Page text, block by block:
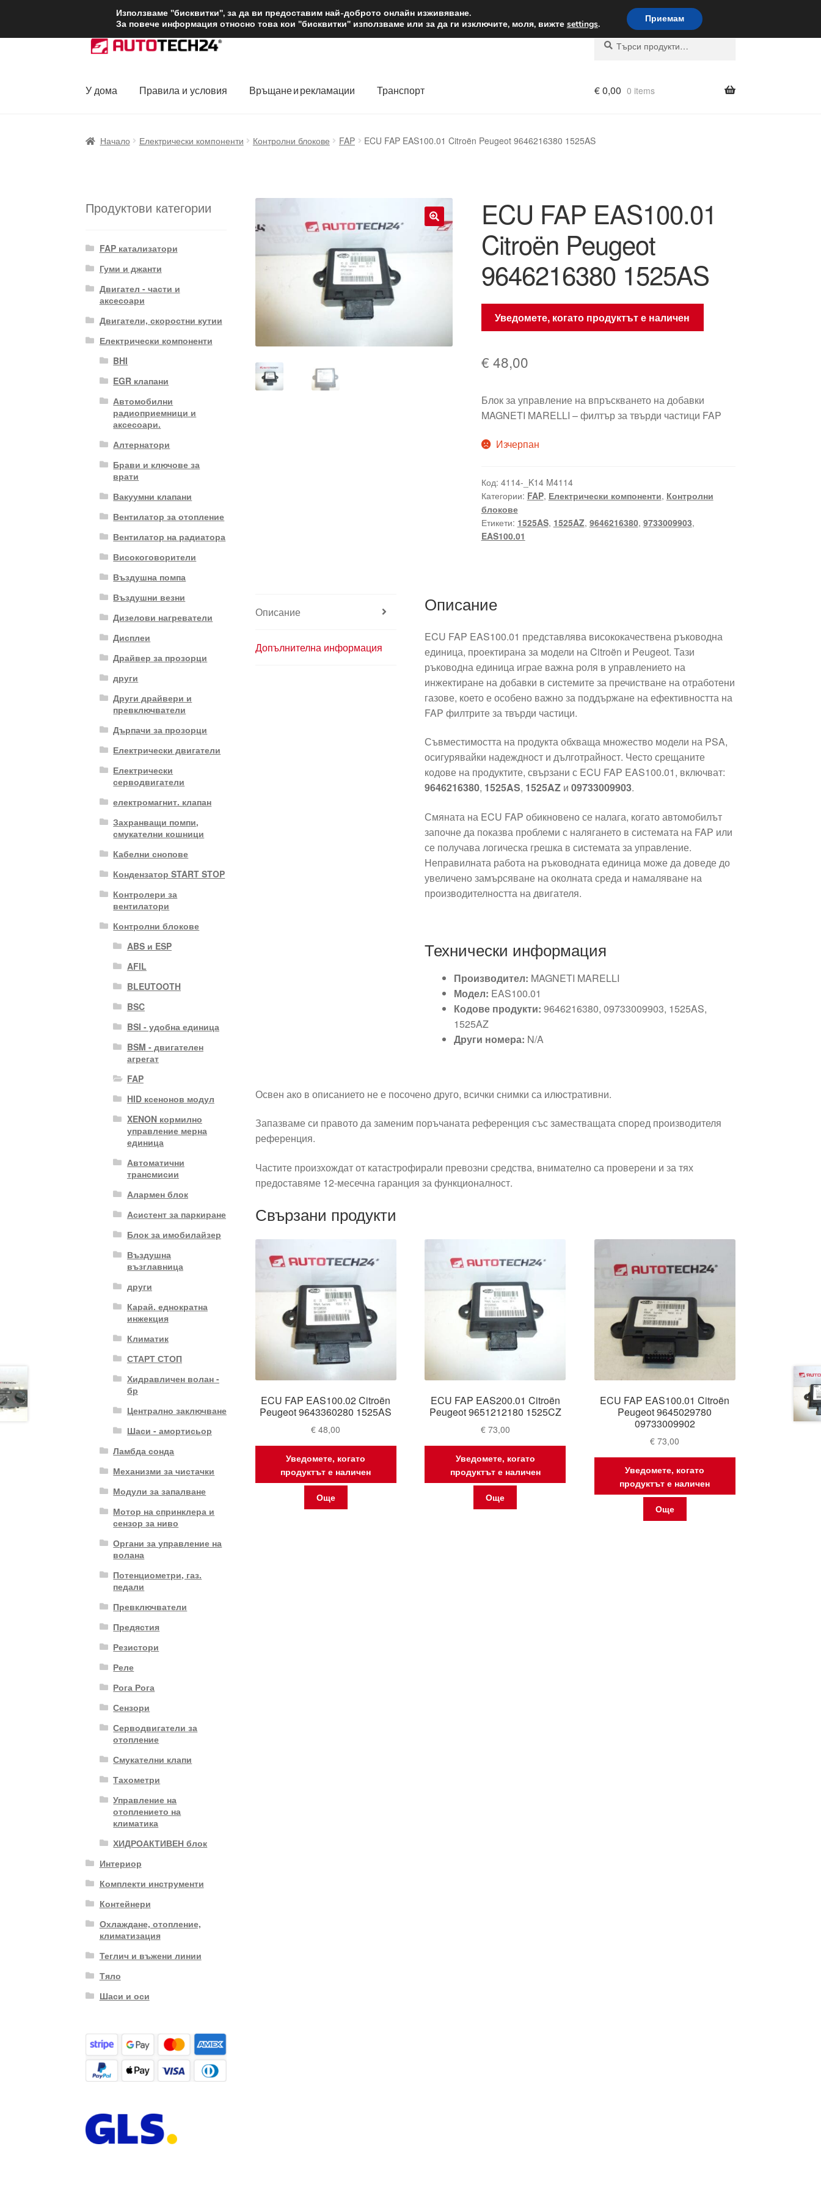
ДОСТАВКА от 12 лв. Доставка по целия свят
Skip
to
Skip
to
Търсене
Търсене
У дома Правила и условия Връщане и рекламации Транспорт €0,00 0 items
Начало Електрически компоненти Контролни блокове FAP ECU FAP EAS100.01 Citroën Peugeot 9646216380 1525AS
🔍
ECU FAP EAS100.01
Citroën Peugeot
9646216380 1525AS
Уведомете, когато продуктът е наличен
€ 48,00
Блок за управление на впръскването на добавки
MAGNETI MARELLI – филтър за твърди частици FAP
Изчерпан
Код: 4114-_K14 M4114
Категории: FAP, Електрически компоненти, Контролни
блокове
Етикети: 1525AS, 1525AZ, 9646216380, 9733009903,
EAS100.01
Описание
Допълнителна информация
Описание
ECU FAP EAS100.01 представлява висококачествена ръководна
единица, проектирана за модели на Citroën и Peugeot. Тази
ръководна единица играе важна роля в управлението на
инжектиране на добавки в системите за пречистване на отработени
газове, което е особено важно за поддържане на ефективността на
FAP филтрите за твърди частици.
Съвместимостта на продукта обхваща множество модели на PSA,
осигурявайки надеждност и дълготрайност. Често срещаните
кодове на продуктите, свързани с ECU FAP EAS100.01, включват:
9646216380, 1525AS, 1525AZ и09733009903.
Смяната на ECU FAP обикновено се налага, когато автомобилът
започне да показва проблеми с налягането в системата на FAP или
се получава логическа грешка в системата за управление.
Неправилната работа на ръководната единица може да доведе до
увеличено замърсяване на околната среда и намаляване на
производителността на двигателя.
Технически информация
Производител: MAGNETI MARELLI
Модел: EAS100.01
Кодове продукти: 9646216380, 09733009903, 1525AS,
1525AZ
Други номера: N/A
Освен ако в описанието не е посочено друго, всички снимки са илюстративни.
Запазваме си правото да заменим поръчаната референция със заместващата според производителя
референция.
Частите произхождат от катастрофирали превозни средства, внимателно са проверени и за тях
предоставяме 12-месечна гаранция за функционалност.
Свързани продукти
ECU FAP EAS100.02 Citroën
Peugeot 9643360280 1525AS
€ 48,00
Уведомете, когато
продуктът е наличен
Още
ECU FAP EAS200.01 Citroën
Peugeot 9651212180 1525CZ
€73,00
Уведомете, когато
продуктът е наличен
Още
ECU FAP EAS100.01 Citroën
Peugeot 9645029780
09733009902
€ 73,00
Уведомете, когато
продуктът е наличен
Още
Продуктови категории
FAP катализатори
Гуми и джанти
Двигател - части и
аксесоари
Двигатели, скоростни кутии
Електрически компоненти
BHI
EGR клапани
Автомобилни
радиоприемници и
аксесоари.
Алтернатори
Брави и ключове за
врати
Вакуумни клапани
Вентилатор за отопление
Вентилатор на радиатора
Високоговорители
Въздушна помпа
Въздушни везни
Дизелови нагреватели
Дисплеи
Драйвер за прозорци
други
Други драйвери и
превключватели
Дърпачи за прозорци
Електрически двигатели
Електрически
серводвигатели
електромагнит. клапан
Захранващи помпи,
смукателни кошници
Кабелни снопове
Кондензатор START STOP
Контролери за
вентилатори
Контролни блокове
ABS и ESP
AFIL
BLEUTOOTH
BSC
BSI - удобна единица
BSM - двигателен
агрегат
FAP
HID ксенонов модул
XENON кормилно
управление мерна
единица
Автоматични
трансмисии
Алармен блок
Асистент за паркиране
Блок за имобилайзер
Въздушна
възглавница
други
Карай. еднократна
инжекция
Климатик
СТАРТ СТОП
Хидравличен волан -
бр
Централно заключване
Шаси - амортисьор
Ламбда сонда
Механизми за чистачки
Модули за запалване
Мотор на спринклера и
сензор за ниво
Органи за управление на
волана
Потенциометри, газ.
педали
Превключватели
Предястия
Резистори
Реле
Рога Рога
Сензори
Серводвигатели за
отопление
Смукателни клапи
Тахометри
Управление на
отоплението на
климатика
ХИДРОАКТИВЕН блок
Интериор
Комплекти инструменти
Контейнери
Охлаждане, отопление,
климатизация
Теглич и въжени линии
Тяло
Шаси и оси
Използваме "бисквитки", за да ви предоставим най-доброто онлайн изживяване.
За повече информация относно това кои "бисквитки" използваме или за да ги изключите, моля, вижте settings. Приемам